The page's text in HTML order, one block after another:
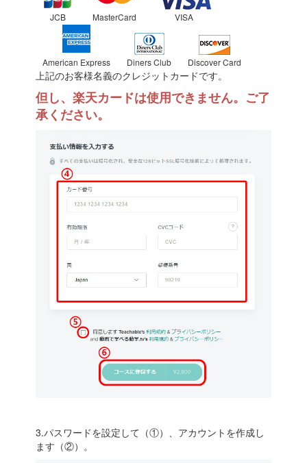
JCB MasterCard VISA
American Express Diners Club Discover Card
上記のお客様名義のクレジットカードです。
但し、楽天カードは使用できません。ご了
承ください。
3.パスワードを設定して（①）、アカウントを作成し
ます（②）。